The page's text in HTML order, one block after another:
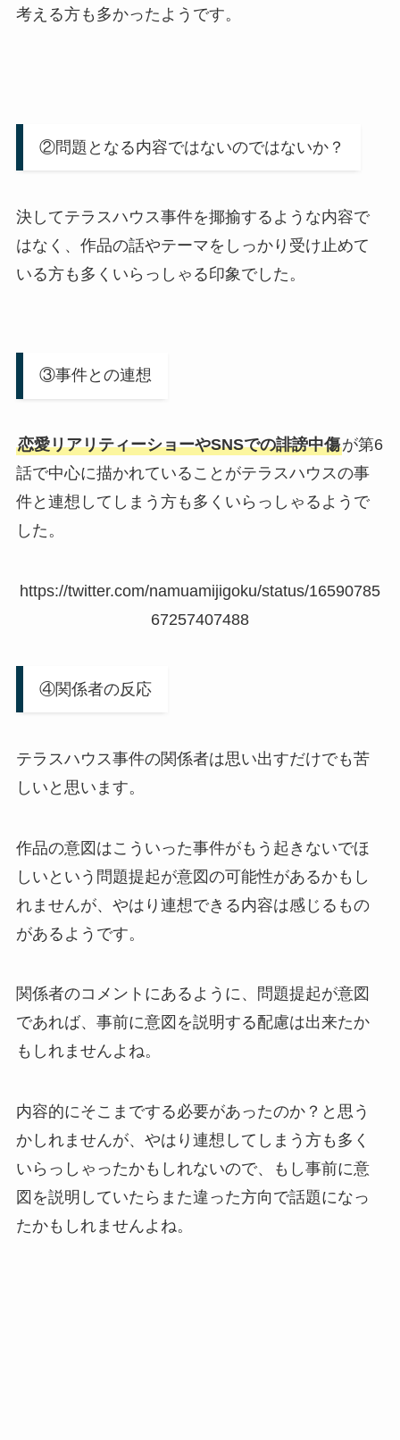
考える方も多かったようです。
②問題となる内容ではないのではないか？
決してテラスハウス事件を揶揄するような内容で
はなく、作品の話やテーマをしっかり受け止めて
いる方も多くいらっしゃる印象でした。
③事件との連想
恋愛リアリティーショーやSNSでの誹謗中傷が第6
話で中心に描かれていることがテラスハウスの事
件と連想してしまう方も多くいらっしゃるようで
した。
https://twitter.com/namuamijigoku/status/16590785
67257407488
④関係者の反応
テラスハウス事件の関係者は思い出すだけでも苦
しいと思います。
作品の意図はこういった事件がもう起きないでほ
しいという問題提起が意図の可能性があるかもし
れませんが、やはり連想できる内容は感じるもの
があるようです。
関係者のコメントにあるように、問題提起が意図
であれば、事前に意図を説明する配慮は出来たか
もしれませんよね。
内容的にそこまでする必要があったのか？と思う
かしれませんが、やはり連想してしまう方も多く
いらっしゃったかもしれないので、もし事前に意
図を説明していたらまた違った方向で話題になっ
たかもしれませんよね。